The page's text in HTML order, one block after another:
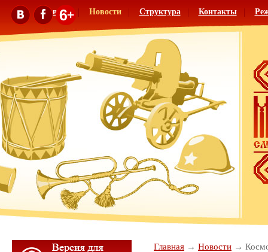
Главная Новости Структура Контакты
Главная Новости